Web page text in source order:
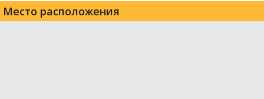
Место расположения